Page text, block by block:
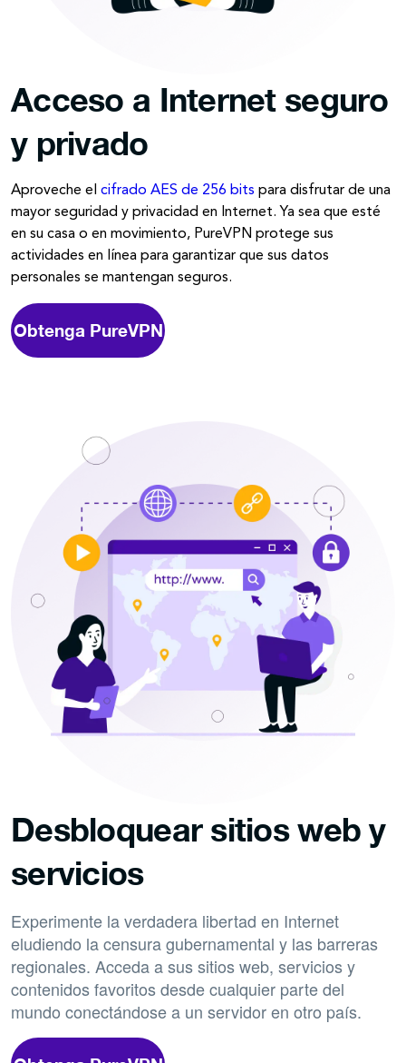
Acceso a Internet seguro
y privado
Aproveche el cifrado AES de 256 bits para disfrutar de una
mayor seguridad y privacidad en Internet. Ya sea que esté
en su casa o en movimiento, PureVPN protege sus
actividades en línea para garantizar que sus datos
personales se mantengan seguros.
Obtenga PureVPN
Desbloquear sitios web y
servicios
Experimente la verdadera libertad en Internet
eludiendo la censura gubernamental y las barreras
regionales. Acceda a sus sitios web, servicios y
contenidos favoritos desde cualquier parte del
mundo conectándose a un servidor en otro país.